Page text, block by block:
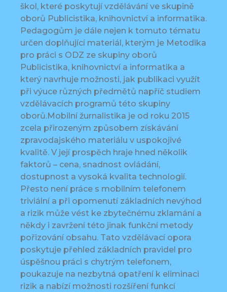
škol, které poskytují vzdělávání ve skupině
oborů Publicistika, knihovnictví a informatika.
Pedagogům je dále nejen k tomuto tématu
určen doplňující materiál, kterým je Metodika
pro práci s ODZ ze skupiny oborů
Publicistika, knihovnictví a informatika a
který navrhuje možnosti, jak publikaci využít
při výuce různých předmětů napříč studiem
vzdělávacích programů této skupiny
oborů.Mobilní žurnalistika je od roku 2015
zcela přirozeným způsobem získávání
zpravodajského materiálu v uspokojivé
kvalitě. V její prospěch hraje hned několik
faktorů – cena, snadnost ovládání,
dostupnost a vysoká kvalita technologií.
Přesto není práce s mobilním telefonem
triviální a při opomenutí základních nevýhod
a rizik může vést ke zbytečnému zklamání a
někdy i zavržení této jinak funkční metody
pořizování obsahu. Tato vzdělávací opora
poskytuje přehled základních pravidel pro
úspěšnou práci s chytrým telefonem,
poukazuje na nezbytná opatření k eliminaci
rizik a nabízí možnosti rozšíření funkcí